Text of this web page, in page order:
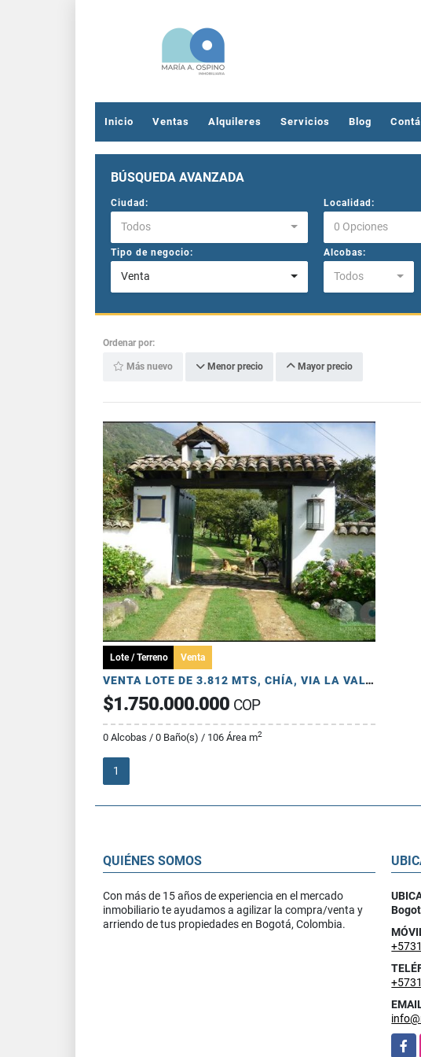
Inicio Ventas Alquileres Servicios Blog
BÚSQUEDA AVANZADA
Ciudad:
Todos
Localidad:
0 Opciones
Tipo de negocio:
Venta
Alcobas:
Todos
Ordenar por:
Más nuevo Menor precio Mayor precio
Lote / Terreno Venta
VENTA LOTE DE 3.812 MTS, CHÍA, VIA LA VALVANERA, VEREDA FONQUETÁ
$1.750.000.000 COP
0 Alcobas / 0 Baño(s) / 106 Área m2
1
QUIÉNES SOMOS
Con más de 15 años de experiencia en el mercado
inmobiliario te ayudamos a agilizar la compra/venta y
arriendo de tus propiedades en Bogotá, Colombia.